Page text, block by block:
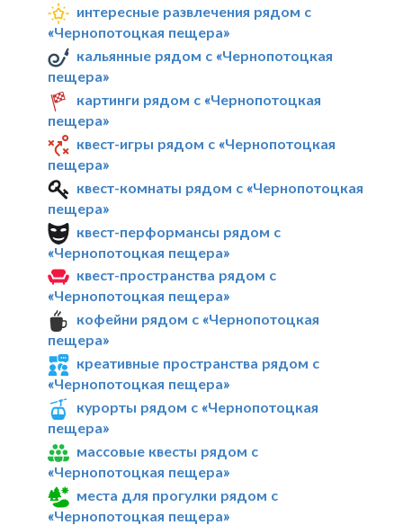
интересные развлечения рядом с
«Чернопотоцкая пещера»
кальянные рядом с «Чернопотоцкая
пещера»
картинги рядом с «Чернопотоцкая
пещера»
квест-игры рядом с «Чернопотоцкая
пещера»
квест-комнаты рядом с «Чернопотоцкая
пещера»
квест-перформансы рядом с
«Чернопотоцкая пещера»
квест-пространства рядом с
«Чернопотоцкая пещера»
кофейни рядом с «Чернопотоцкая
пещера»
креативные пространства рядом с
«Чернопотоцкая пещера»
курорты рядом с «Чернопотоцкая
пещера»
массовые квесты рядом с
«Чернопотоцкая пещера»
места для прогулки рядом с
«Чернопотоцкая пещера»